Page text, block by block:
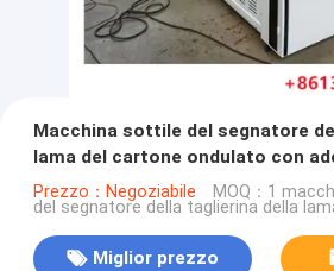
Macchina sottile del segnatore
lama del cartone ondulato con
elettrico
Prezzo：Negoziabile MOQ：1
del segnatore della taglierina della
Miglior prezzo